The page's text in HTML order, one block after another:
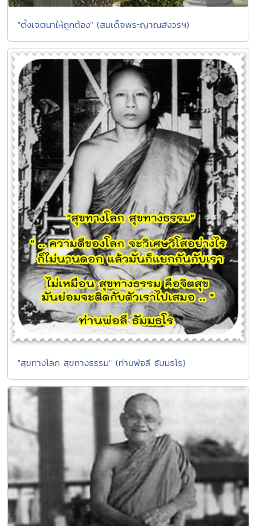
"ตั้งเจตนาให้ถูกต้อง" (สมเด็จพระญาณสังวรฯ)
"สุขทางโลก สุขทางธรรม" (ท่านพ่อลี ธัมมธโร)